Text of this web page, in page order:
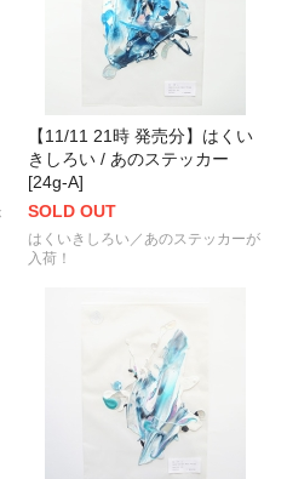
【11/11 21時 発売分】はくい
きしろい / あのステッカー
[24g-A]
SOLD OUT
はくいきしろい／あのステッカーが
入荷！